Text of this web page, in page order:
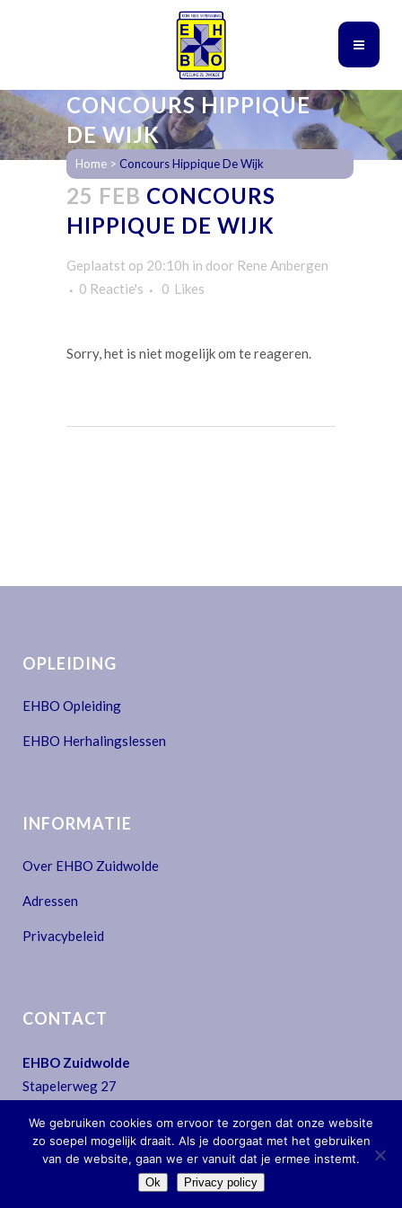
CONCOURS HIPPIQUE
DE WIJK
Home > Concours Hippique De Wijk
25 FEB CONCOURS
HIPPIQUE DE WIJK
Geplaatst op 20:10h in door Rene Anbergen
0 Reactie's
0 Likes
Sorry, het is niet mogelijk om te reageren.
OPLEIDING
EHBO Opleiding
EHBO Herhalingslessen
INFORMATIE
Over EHBO Zuidwolde
Adressen
Privacybeleid
CONTACT
EHBO Zuidwolde
Stapelerweg 27
T:0522 - 44 30 07
secretariaat@ehbo-zuidwolde.nl
We gebruiken cookies om ervoor te zorgen dat onze website
zo soepel mogelijk draait. Als je doorgaat met het gebruiken
van de website, gaan we er vanuit dat je ermee instemt.
Ok Privacy policy